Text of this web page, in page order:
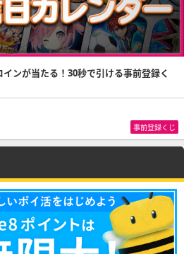
ンが当たる！30秒で引ける事前登録く
事前登録くじ